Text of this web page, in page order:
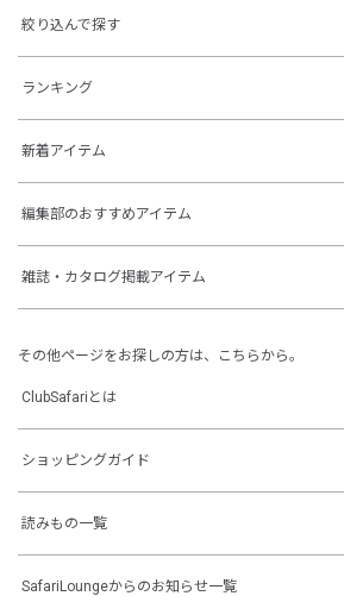
絞り込んで探す
ランキング
新着アイテム
編集部のおすすめアイテム
雑誌・カタログ掲載アイテム
その他ページをお探しの方は、こちらから。
ClubSafariとは
ショッピングガイド
読みもの一覧
SafariLoungeからのお知らせ一覧